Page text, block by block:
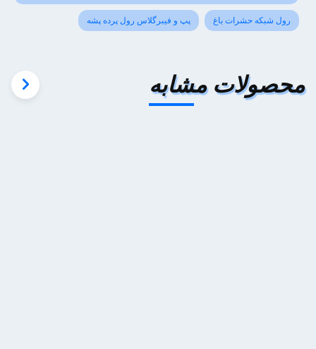
رول شبکه حشرات باغ پپ و فیبرگلاس رول پرده پشه
محصولات مشابه